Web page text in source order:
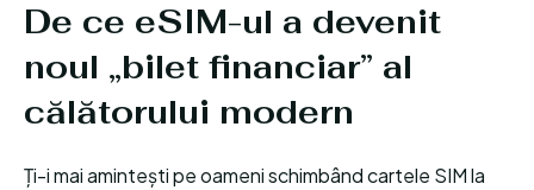
De ce eSIM-ul a devenit
noul „bilet financiar” al
călătorului modern
Ți-i mai amintești pe oameni schimbând cartele SIM la